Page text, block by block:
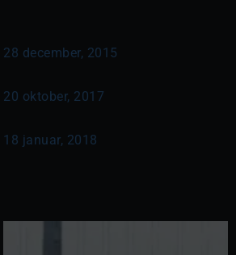
28 december, 2015
20 oktober, 2017
18 januar, 2018